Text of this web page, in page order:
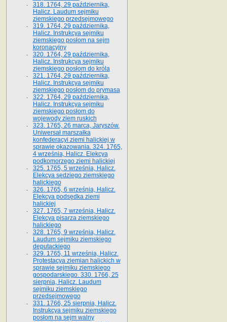
318. 1764, 29 października,
Halicz. Laudum sejmiku
ziemskiego przedsejmowego
319. 1764, 29 października,
Halicz. Instrukcya sejmiku
ziemskiego posłom na sejm
koronacyjny
320. 1764, 29 października,
Halicz. Instrukcya sejmiku
ziemskiego posłom do króla
321. 1764, 29 października,
Halicz. Instrukcya sejmiku
ziemskiego posłom do prymasa
322. 1764, 29 października,
Halicz. Instrukcya sejmiku
ziemskiego posłom do
wojewody ziem ruskich
323. 1765, 26 marca, Jaryszów.
Uniwersał marszałka
konfederacyi ziemi halickiej w
sprawie okazowania. 324. 1765,
4 września, Halicz. Elekcya
podkomorzego ziemi halickiej
325. 1765, 5 września, Halicz.
Elekcya sędziego ziemskiego
halickiego
326. 1765, 6 września, Halicz.
Elekcya podsędka ziemi
halickiej
327. 1765, 7 września, Halicz.
Elekcya pisarza ziemskiego
halickiego
328. 1765, 9 września, Halicz.
Laudum sejmiku ziemskiego
deputackiego
329. 1765, 11 września, Halicz.
Protestacya ziemian halickich w
sprawie sejmiku ziemskiego
gospodarskiego. 330. 1766, 25
sierpnia, Halicz. Laudum
sejmiku ziemskiego
przedsejmowego
331. 1766, 25 sierpnia, Halicz.
Instrukcya sejmiku ziemskiego
posłom na sejm walny